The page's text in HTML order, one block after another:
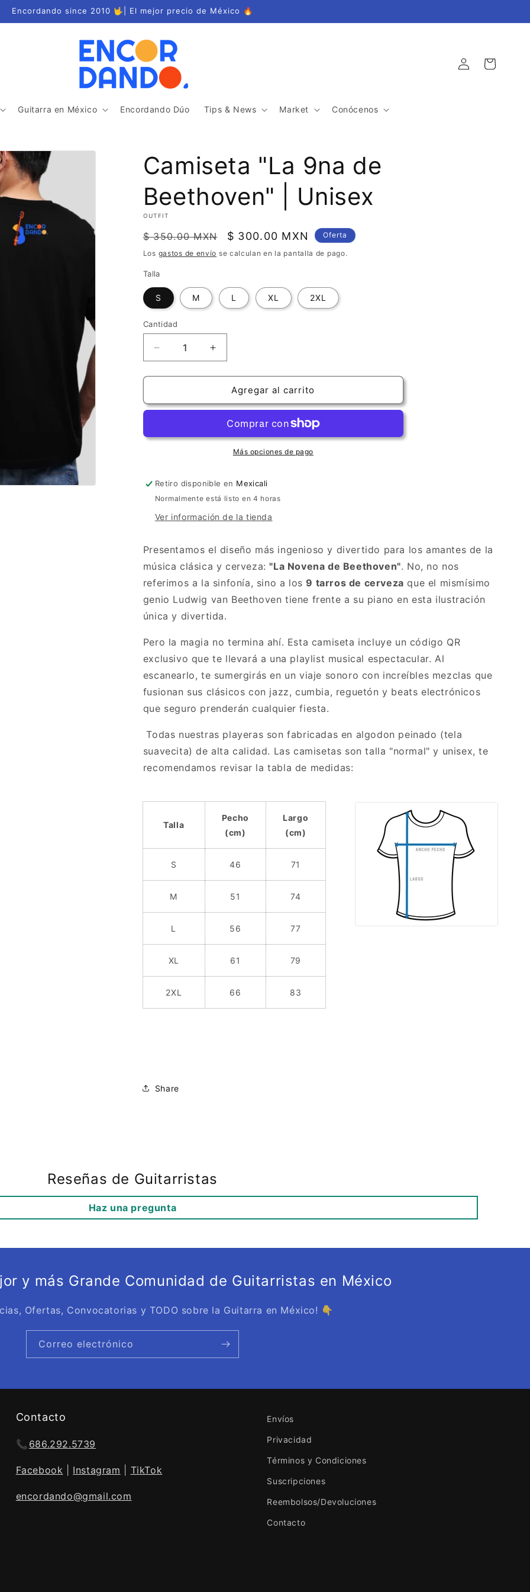
Encordando since 2010 🤟| El mejor precio de México 🔥
Guitarra en México Encordando Dúo Tips & News Market Conócenos
Iniciar
sesión
Carrito
Camiseta "La 9na de
Beethoven" | Unisex
OUTFIT
Precio
habitual
$ 350.00 MXN
Precio
de
$ 300.00 MXN Oferta
Los gastos de envío se calculan en la pantalla de pago.
Talla
S M L XL 2XL
Cantidad
Cantidad
Reducir
cantidad
para
&quot;La
Beethoven&quot;
Aumentar
cantidad
para
Camiseta
&quot;La
Beethoven&quot;
Agregar al carrito
Más opciones de pago
Retiro disponible en Mexicali
Normalmente está listo en 4 horas
Ver información de la tienda
Presentamos el diseño más ingenioso y divertido para los amantes de la
música clásica y cerveza:"La Novena de Beethoven". No, no nos
referimos a la sinfonía, sino a los9 tarros de cerveza que el mismísimo
genio Ludwig van Beethoven tiene frente a su piano en esta ilustración
única y divertida.
Pero la magia no termina ahí. Esta camiseta incluye un código QR
exclusivo que te llevará a una playlist musical espectacular. Al
escanearlo, te sumergirás en un viaje sonoro con increíbles mezclas que
fusionan sus clásicos con jazz, cumbia, reguetón y beats electrónicos
que seguro prenderán cualquier fiesta.
Todas nuestras playeras son fabricadas en algodon peinado (tela
suavecita) de alta calidad. Las camisetas son talla "normal" y unisex, te
recomendamos revisar la tabla de medidas:
Talla
Pecho
(cm)
Largo
(cm)
S 46 71
M 51 74
L 56 77
XL 61 79
2XL 66 83
Share
Reseñas de Guitarristas
Haz una pregunta
y más Grande Comunidad de Guitarristas en México
Ofertas, Convocatorias y TODO sobre la Guitarra en México! 👇
Correo electrónico
Contacto
📞 686.292.5739
Facebook Instagram TikTok
encordando@gmail.com
Envíos
Privacidad
Términos y Condiciones
Suscripciones
Reembolsos/Devoluciones
Contacto